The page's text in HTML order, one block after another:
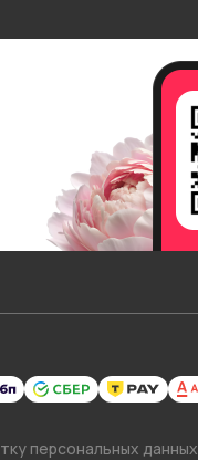
персональных данных